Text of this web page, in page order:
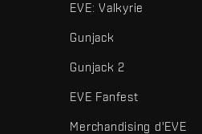
EVE: Valkyrie
Gunjack
Gunjack 2
EVE Fanfest
Merchandising d'EVE